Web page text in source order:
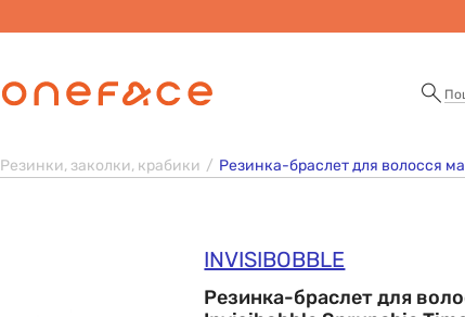
Резинки, заколки, крабики Резинка-браслет для волосся
INVISIBOBBLE
Резинка-браслет для